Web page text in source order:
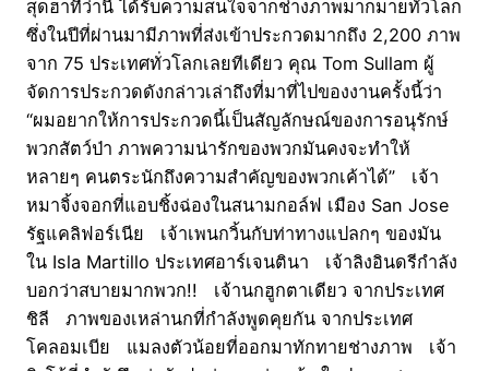
สุดฮาที่ว่านี้ ได้รับความสนใจจากช่างภาพมากมายทั่วโลก
ซึ่งในปีที่ผ่านมามีภาพที่ส่งเข้าประกวดมากถึง 2,200 ภาพ
จาก 75 ประเทศทั่วโลกเลยทีเดียว คุณ Tom Sullam ผู้
จัดการประกวดดังกล่าวเล่าถึงที่มาที่ไปของงานครั้งนี้ว่า
“ผมอยากให้การประกวดนี้เป็นสัญลักษณ์ของการอนุรักษ์
พวกสัตว์ป่า ภาพความน่ารักของพวกมันคงจะทำให้
หลายๆ คนตระนักถึงความสำคัญของพวกเค้าได้” เจ้า
หมาจิ้งจอกที่แอบชิ้งฉ่องในสนามกอล์ฟ เมือง San Jose
รัฐแคลิฟอร์เนีย เจ้าเพนกวิ้นกับท่าทางแปลกๆ ของมัน
ใน Isla Martillo ประเทศอาร์เจนตินา เจ้าลิงอินดรีกำลัง
บอกว่าสบายมากพวก!! เจ้านกฮูกตาเดียว จากประเทศ
ชิลี ภาพของเหล่านกที่กำลังพูดคุยกัน จากประเทศ
โคลอมเบีย แมลงตัวน้อยที่ออกมาทักทายช่างภาพ เจ้า